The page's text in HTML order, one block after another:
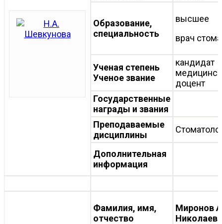
Образование,
специальность
врач
Ученая степень
Ученое звание
кандидат
доцент
Государственные
награды и звания
Преподаваемые
дисциплины
Дополнительная
информация
Фамилия, имя,
отчество
Миронов